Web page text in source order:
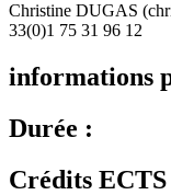
Christine DUGAS
33(0)1 75 31 96 12
informations
Durée :
Crédits ECTS